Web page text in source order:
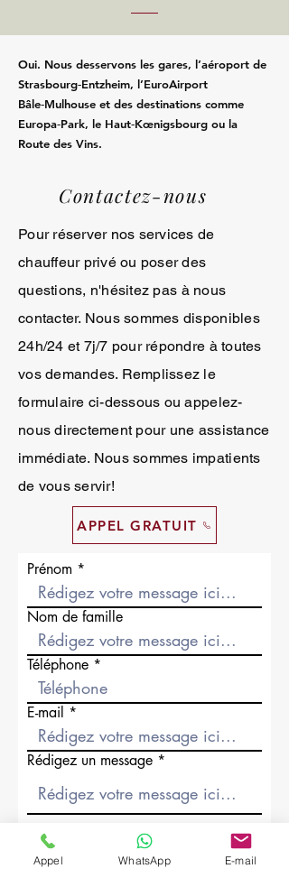
Oui. Nous desservons les gares, l’aéroport de
Strasbourg‑Entzheim, l’EuroAirport
Bâle‑Mulhouse et des destinations comme
Europa‑Park, le Haut‑Kœnigsbourg ou la
Route des Vins.
Contactez-nous
Pour réserver nos services de
chauffeur privé ou poser des
questions, n'hésitez pas à nous
contacter. Nous sommes disponibles
24h/24 et 7j/7 pour répondre à toutes
vos demandes. Remplissez le
formulaire ci-dessous ou appelez-
nous directement pour une assistance
immédiate. Nous sommes impatients
de vous servir!
APPEL GRATUIT
Prénom
Nom de famille
Téléphone
E-mail
Rédigez un message
Société
Appel WhatsApp E-mail